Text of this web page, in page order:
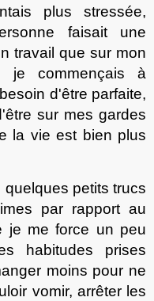
plus stressée,
faisait une
travail que sur mon
je commençais à
d'être parfaite,
sur mes gardes
la vie est bien plus
petits trucs
par rapport au
je me force un peu
habitudes prises
moins pour ne
vomir, arrêter les